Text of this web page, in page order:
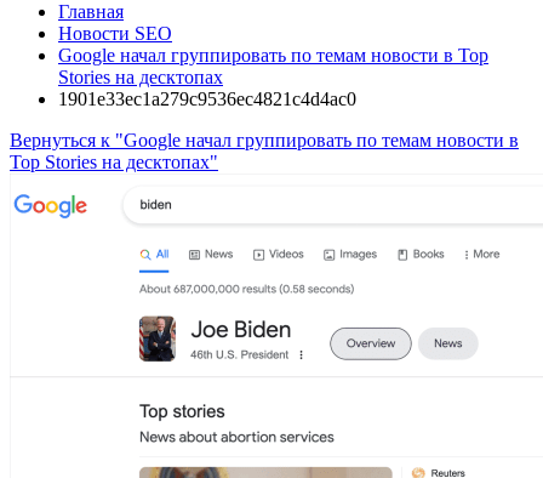
Главная
Новости SEO
Google начал группировать по темам новости в Top
Stories на десктопах
1901e33ec1a279c9536ec4821c4d4ac0
Вернуться к "Google начал группировать по темам новости в
Top Stories на десктопах"